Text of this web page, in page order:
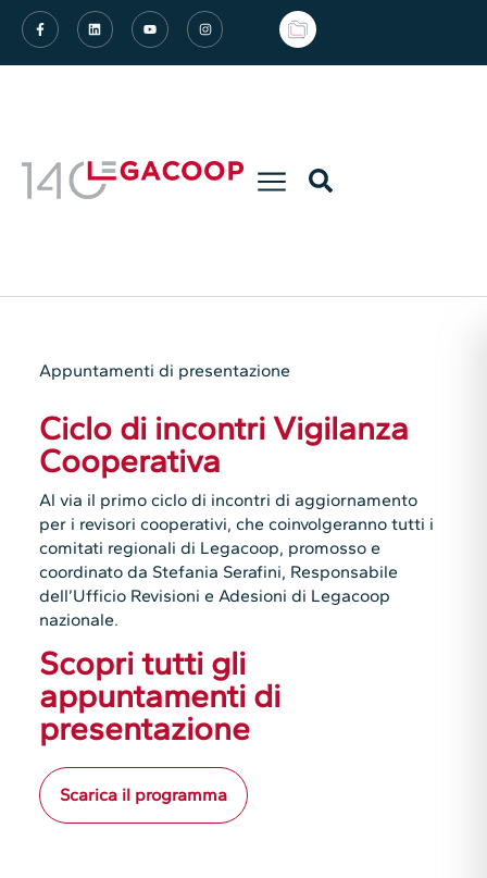
Appuntamenti di presentazione
Ciclo di incontri Vigilanza
Cooperativa
Al via il primo ciclo di incontri di aggiornamento
per i revisori cooperativi, che coinvolgeranno tutti i
comitati regionali di Legacoop, promosso e
coordinato da Stefania Serafini, Responsabile
dell’Ufficio Revisioni e Adesioni di Legacoop
nazionale.
Scopri tutti gli
appuntamenti di
presentazione
Scarica il programma